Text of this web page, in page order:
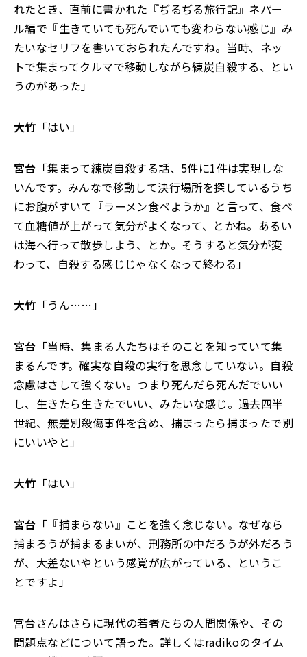
れたとき、直前に書かれた『ぢるぢる旅行記』ネパー
ル編で『生きていても死んでいても変わらない感じ』み
たいなセリフを書いておられたんですね。当時、ネッ
トで集まってクルマで移動しながら練炭自殺する、とい
うのがあった」
大竹 「はい」
宮台 「集まって練炭自殺する話、5件に1件は実現しな
いんです。みんなで移動して決行場所を探しているうち
にお腹がすいて『ラーメン食べようか』と言って、食べ
て血糖値が上がって気分がよくなって、とかね。あるい
は海へ行って散歩しよう、とか。そうすると気分が変
わって、自殺する感じじゃなくなって終わる」
大竹 「うん……」
宮台 「当時、集まる人たちはそのことを知っていて集
まるんです。確実な自殺の実行を思念していない。自殺
念慮はさして強くない。つまり死んだら死んだでいい
し、生きたら生きたでいい、みたいな感じ。過去四半
世紀、無差別殺傷事件を含め、捕まったら捕まったで別
にいいやと」
大竹 「はい」
宮台 「『捕まらない』ことを強く念じない。なぜなら
捕まろうが捕まるまいが、刑務所の中だろうが外だろう
が、大差ないやという感覚が広がっている、というこ
とですよ」
宮台さんはさらに現代の若者たちの人間関係や、その
問題点などについて語った。詳しくはradikoのタイム